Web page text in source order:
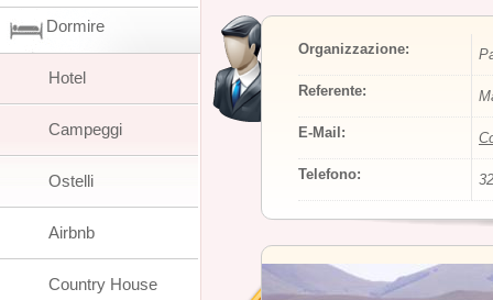
Organizzazione:
Referente:
E-Mail:
Telefono:
Dormire
Hotel
Campeggi
Ostelli
Airbnb
Country House